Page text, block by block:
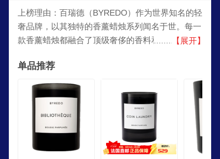
上榜理由：百瑞德（BYREDO）作为世界知名的轻
奢品牌，以其独特的香薰蜡烛系列闻名于世。每一
款香薰蜡烛都融合了顶级奢侈的香料和精湛的工
不仅仅是香氛产品，更是艺术品，能够提升家居环
境的品味和格调。
【展开】
单品推荐